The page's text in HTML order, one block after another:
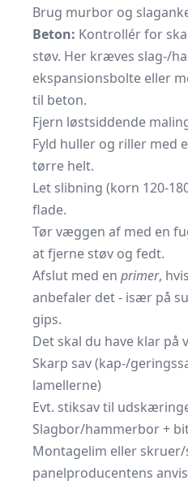
Brug murbor og
Beton: Kontrollér for
støv. Her kræves slag-/
ekspansionsbolte eller
til beton.
Fjern løstsiddende
Fyld huller og riller med
tørre helt.
Let slibning (korn 120-
flade.
Tør væggen af med en
at fjerne støv og fedt.
Afslut med en primer,
anbefaler det - især på
gips.
Det skal du have klar
Skarp sav (kap-/
lamellerne)
Evt. stiksav til
Slagbor/hammerbor +
Montagelim eller
panelproducentens